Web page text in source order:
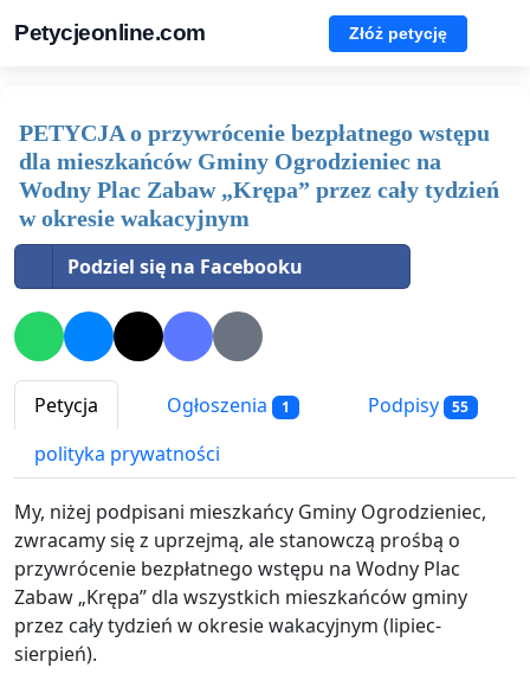
Petycjeonline.com Złóż petycję
PETYCJA o przywrócenie bezpłatnego wstępu
dla mieszkańców Gminy Ogrodzieniec na
Wodny Plac Zabaw „Krępa” przez cały tydzień
w okresie wakacyjnym
Podziel się na Facebooku
Petycja Ogłoszenia 1 Podpisy 55
polityka prywatności
My, niżej podpisani mieszkańcy Gminy Ogrodzieniec,
zwracamy się z uprzejmą, ale stanowczą prośbą o
przywrócenie bezpłatnego wstępu na Wodny Plac
Zabaw „Krępa” dla wszystkich mieszkańców gminy
przez cały tydzień w okresie wakacyjnym (lipiec-
sierpień).